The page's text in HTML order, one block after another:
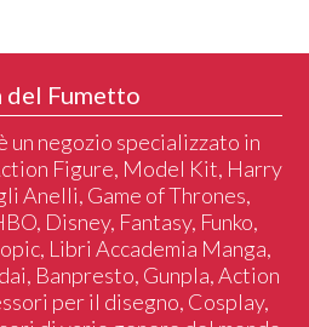
del Fumetto
un negozio specializzato in
Figure, Model Kit, Harry
Anelli, Game of Thrones,
Disney, Fantasy, Funko,
Libri Accademia Manga,
Banpresto, Gunpla, Action
per il disegno, Cosplay,